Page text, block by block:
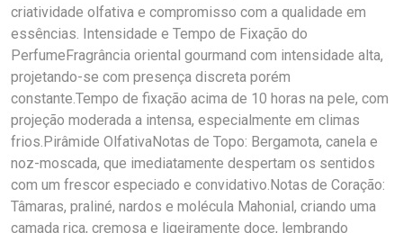
criatividade olfativa e compromisso com a qualidade em
essências. Intensidade e Tempo de Fixação do
PerfumeFragrância oriental gourmand com intensidade alta,
projetando-se com presença discreta porém
constante.Tempo de fixação acima de 10 horas na pele, com
projeção moderada a intensa, especialmente em climas
frios.Pirâmide OlfativaNotas de Topo: Bergamota, canela e
noz-moscada, que imediatamente despertam os sentidos
com um frescor especiado e convidativo.Notas de Coração:
Tâmaras, praliné, nardos e molécula Mahonial, criando uma
camada rica, cremosa e ligeiramente doce, lembrando